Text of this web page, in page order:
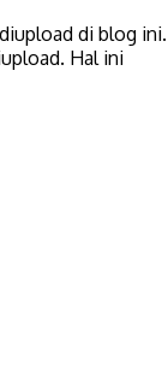
di blog ini.
Hal ini